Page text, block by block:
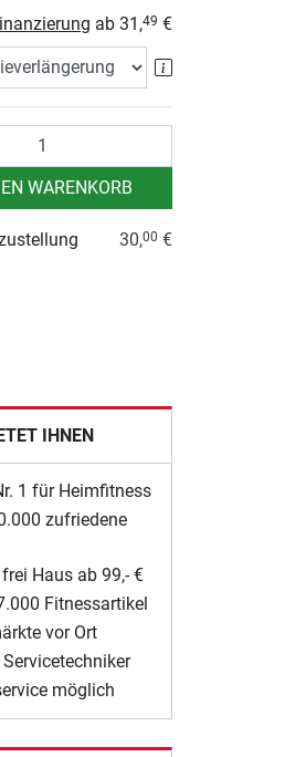
ab 31,49 €
WARENKORB
30,00 €
IHNEN
1 für Heimfitness
zufriedene
Haus ab 99,- €
Fitnessartikel
vor Ort
möglich